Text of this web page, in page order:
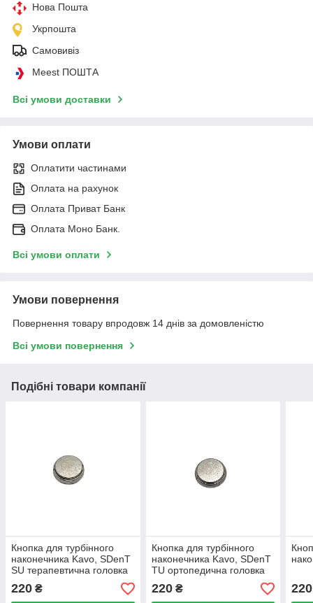
Нова Пошта
Укрпошта
Самовивіз
Meest ПОШТА
Всі умови доставки
Умови оплати
Оплатити частинами
Оплата на рахунок
Оплата Приват Банк
Оплата Моно Банк.
Всі умови оплати
Умови повернення
Повернення товару впродовж 14 днів за домовленістю
Всі умови повернення
Подібні товари компанії
Кнопка для турбінного
наконечника Kavo, SDenT
SU терапевтична головка
220 ₴
Кнопка для турбінного
наконечника Kavo, SDenT
TU ортопедична головка
220₴ 220